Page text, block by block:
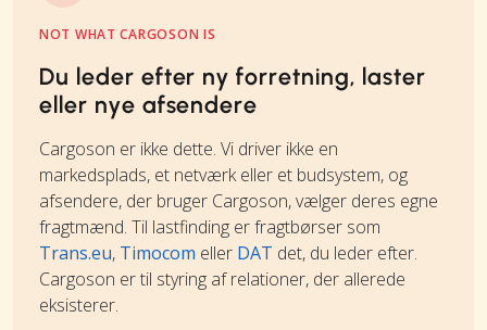
NOT WHAT CARGOSON IS
Du leder efter ny forretning, laster
eller nye afsendere
Cargoson er ikke dette. Vi driver ikke en
markedsplads, et netværk eller et budsystem, og
afsendere, der bruger Cargoson, vælger deres egne
fragtmænd. Til lastfinding er fragtbørser som
Trans.eu, Timocom eller DAT det, du leder efter.
Cargoson er til styring af relationer, der allerede
eksisterer.